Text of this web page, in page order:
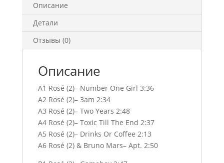
Описание
Детали
Отзывы (0)
Описание
A1 Rosé (2)– Number One Girl 3:36
A2 Rosé (2)– 3am 2:34
A3 Rosé (2)– Two Years 2:48
A4 Rosé (2)– Toxic Till The End 2:37
A5 Rosé (2)– Drinks Or Coffee 2:13
A6 Rosé (2) & Bruno Mars– Apt. 2:50